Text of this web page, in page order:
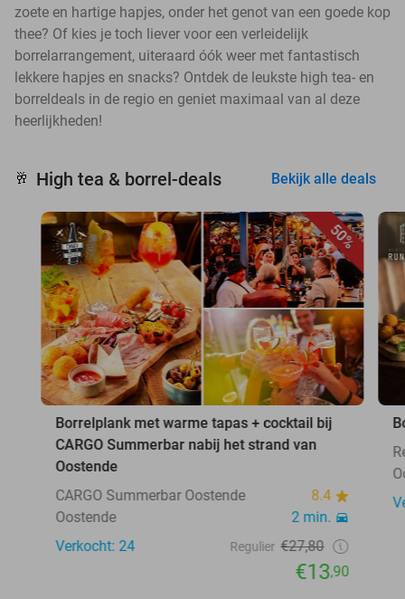
zoete en hartige hapjes, onder het genot van een goede kop
thee? Of kies je toch liever voor een verleidelijk
borrelarrangement, uiteraard óók weer met fantastisch
lekkere hapjes en snacks? Ontdek de leukste high tea- en
borreldeals in de regio en geniet maximaal van al deze
heerlijkheden!
🥂 High tea & borrel-deals Bekijk alle deals
50%
Borrelplank met warme tapas + cocktail bij
CARGO Summerbar nabij het strand van
Oostende
CARGO Summerbar Oostende
8.4
Oostende
2 min.
Verkocht: 24
Regulier €27,80
€13,90